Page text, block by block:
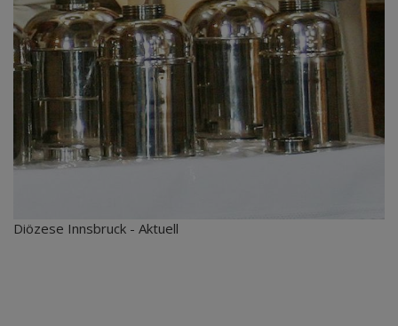
Diözese Innsbruck - Aktuell